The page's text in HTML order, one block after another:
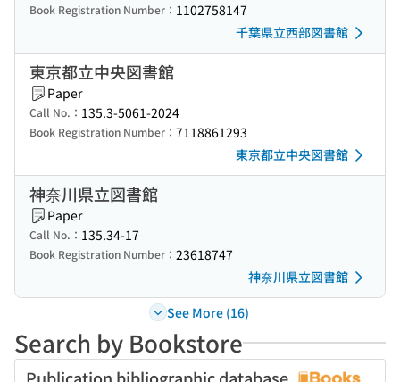
Book Registration Number： 1102758147
千葉県立西部図書館
東京都立中央図書館
Paper
Call No.： 135.3-5061-2024
Book Registration Number： 7118861293
東京都立中央図書館
神奈川県立図書館
Paper
Call No.： 135.34-17
Book Registration Number： 23618747
神奈川県立図書館
See More (16)
Search by Bookstore